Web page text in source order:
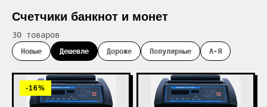
Счетчики банкнот и монет
30 товаров
Новые Дешевле Дороже Популярные А-Я
-16%